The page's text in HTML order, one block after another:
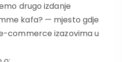
drugo izdanje
kafa? — mjesto gdje
commerce izazovima u